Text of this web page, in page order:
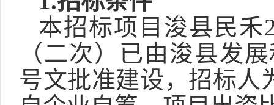
本招标项目浚县民禾
（二次） 已由浚县发
号文批准建设，招标人